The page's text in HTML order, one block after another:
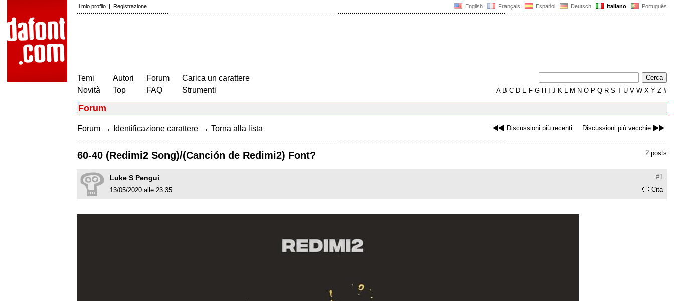
English Français Español Deutsch Italiano Português
Il mio profilo | Registrazione
Temi
Novità
Autori
Top
Forum
FAQ
Carica un carattere
Strumenti
AB C D E F G H J K L M N O P Q R S T U V W X Y Z #
Forum
Discussioni più recenti Discussioni più vecchie
Forum → Identificazione carattere → Torna alla lista
2 posts
60-40 (Redimi2 Song)/(Canción de Redimi2) Font?
#1
Luke S Pengui
Cita
13/05/2020 alle 23:35